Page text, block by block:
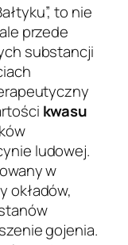
to nie
przede
substancji
kwasu
ludowej.
w
okładów,
gojenia.